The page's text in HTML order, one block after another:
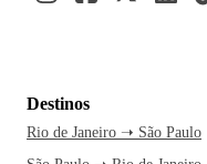
Destinos
Rio de Janeiro ➝ São Paulo